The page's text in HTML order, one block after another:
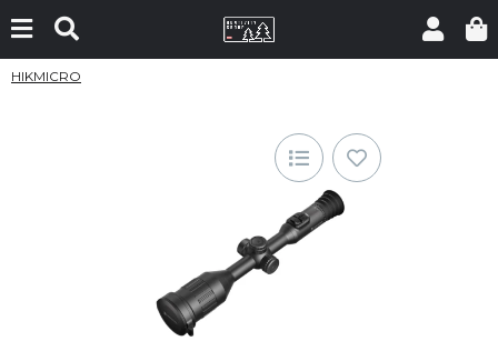
HIKMICRO